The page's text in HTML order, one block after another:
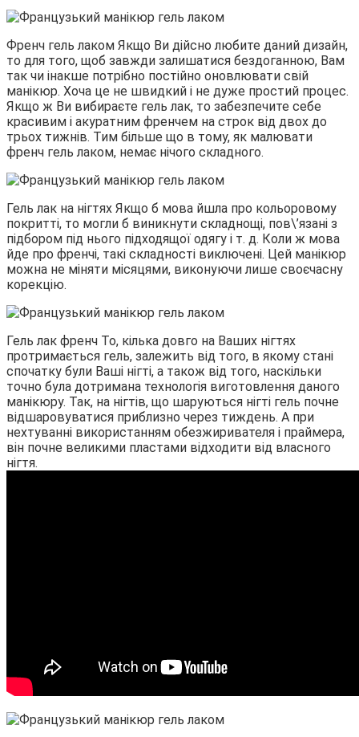
Френч гель лаком Якщо Ви дійсно любите даний дизайн,
то для того, щоб завжди залишатися бездоганною, Вам
так чи інакше потрібно постійно оновлювати свій
манікюр. Хоча це не швидкий і не дуже простий процес.
Якщо ж Ви вибираєте гель лак, то забезпечите себе
красивим і акуратним френчем на строк від двох до
трьох тижнів. Тим більше що в тому, як малювати
френч гель лаком, немає нічого складного.
Гель лак на нігтях Якщо б мова йшла про кольоровому
покритті, то могли б виникнути складнощі, пов\’язані з
підбором під нього підходящої одягу і т. д. Коли ж мова
йде про френчі, такі складності виключені. Цей манікюр
можна не міняти місяцями, виконуючи лише своєчасну
корекцію.
Гель лак френч То, кілька довго на Ваших нігтях
протримається гель, залежить від того, в якому стані
спочатку були Ваші нігті, а також від того, наскільки
точно була дотримана технологія виготовлення даного
манікюру. Так, на нігтів, що шаруються нігті гель почне
відшаровуватися приблизно через тиждень. А при
нехтуванні використанням обезжиривателя і праймера,
він почне великими пластами відходити від власного
нігтя.